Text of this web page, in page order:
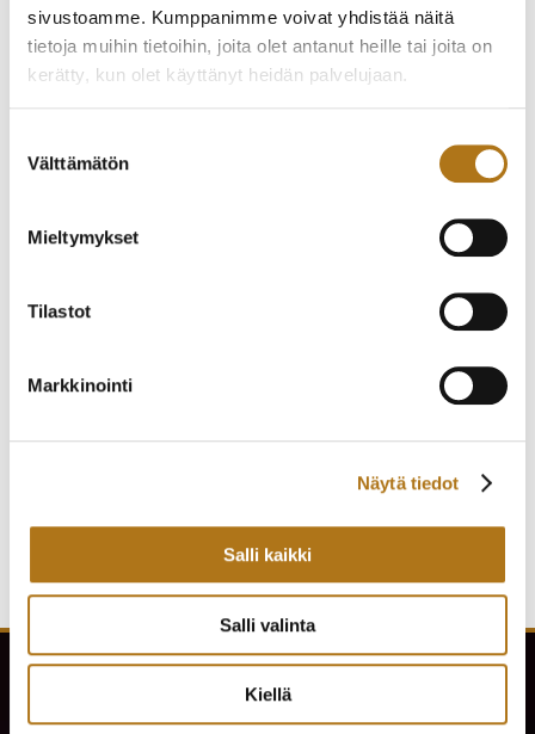
sivustoamme. Kumppanimme voivat yhdistää näitä
tietoja muihin tietoihin, joita olet antanut heille tai joita on
kerätty, kun olet käyttänyt heidän palvelujaan.
valinta
Välttämätön
Mieltymykset
Tilastot
Markkinointi
Näytä tiedot
Salli kaikki
Salli valinta
Kiellä
ETERNA-008
340,00€
ETERNA-221-NOS
675,00
ETERNA-205 VAUGHAN
2 200,00€